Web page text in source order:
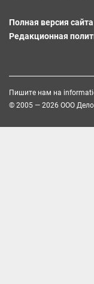
Полная версия сайта
Редакционная
Пишите нам на
© 2005 — 2026 ООО